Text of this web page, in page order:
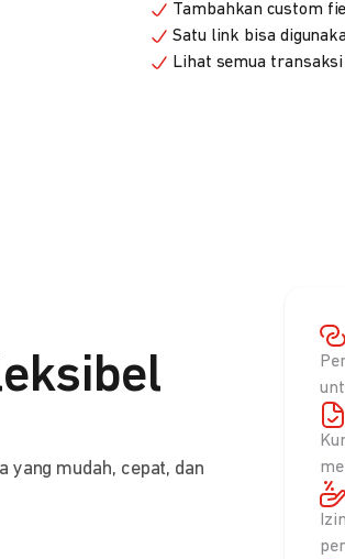
Tambahkan custom
Satu link bisa
Lihat semua
yang mudah, cepat, dan